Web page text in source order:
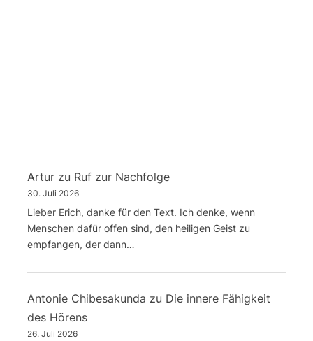
Artur zu Ruf zur Nachfolge
30. Juli 2026
Lieber Erich, danke für den Text. Ich denke, wenn
Menschen dafür offen sind, den heiligen Geist zu
empfangen, der dann…
Antonie Chibesakunda zu Die innere Fähigkeit
des Hörens
26. Juli 2026